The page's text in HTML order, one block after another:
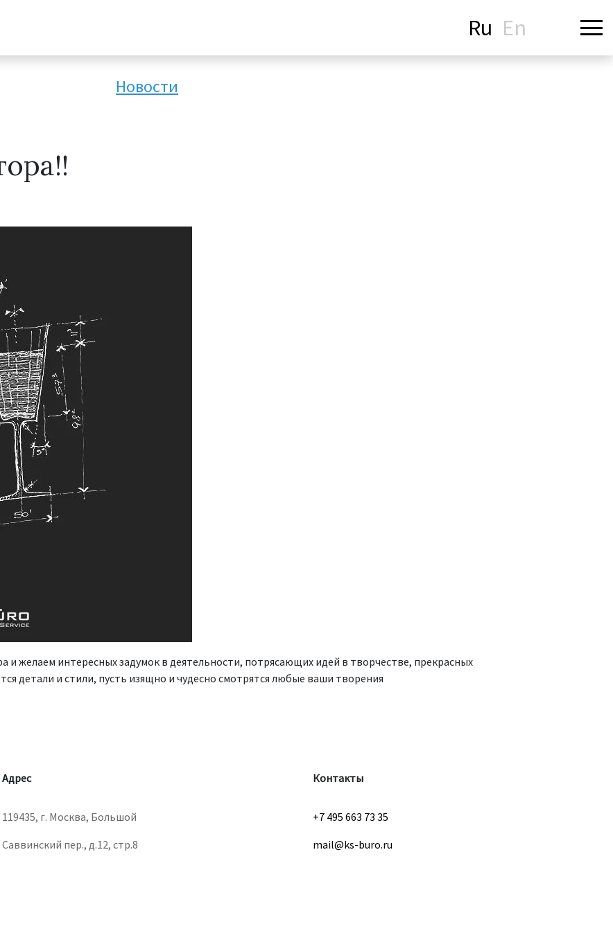
Ru En
Новости
и желаем интересных задумок в деятельности, потрясающих идей в творчестве, прекрасных
детали и стили, пусть изящно и чудесно смотрятся любые ваши творения
Адрес
119435, г. Москва, Большой
Саввинский пер., д.12, стр.8
Контакты
+7 495 663 73 35
mail@ks-buro.ru